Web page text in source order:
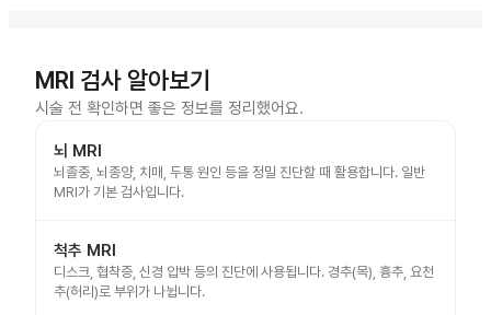
MRI 검사 알아보기
시술 전 확인하면 좋은 정보를 정리했어요.
뇌 MRI
뇌졸중, 뇌종양, 치매, 두통 원인 등을 정밀 진단할 때 활용합니다. 일반
MRI가 기본 검사입니다.
척추 MRI
디스크, 협착증, 신경 압박 등의 진단에 사용됩니다. 경추(목), 흉추, 요천
추(허리)로 부위가 나뉩니다.